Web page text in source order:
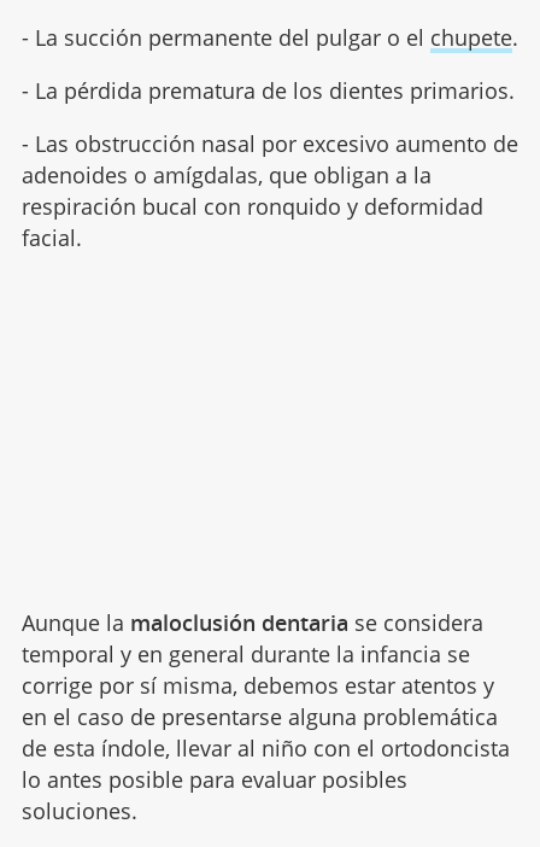
- La succión permanente del pulgar o el chupete.
- La pérdida prematura de los dientes primarios.
- Las obstrucción nasal por excesivo aumento de
adenoides o amígdalas, que obligan a la
respiración bucal con ronquido y deformidad
facial.
Aunque la maloclusión dentaria se considera
temporal y en general durante la infancia se
corrige por sí misma, debemos estar atentos y
en el caso de presentarse alguna problemática
de esta índole, llevar al niño con el ortodoncista
lo antes posible para evaluar posibles
soluciones.